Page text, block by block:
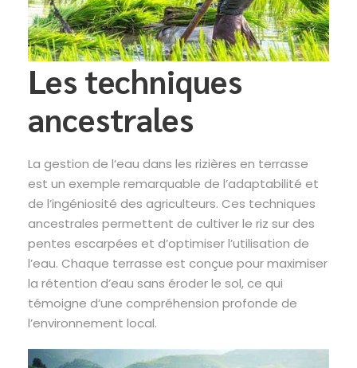
Les techniques
ancestrales
La gestion de l’eau dans les rizières en terrasse
est un exemple remarquable de l’adaptabilité et
de l’ingéniosité des agriculteurs. Ces techniques
ancestrales permettent de cultiver le riz sur des
pentes escarpées et d’optimiser l’utilisation de
l’eau. Chaque terrasse est conçue pour maximiser
la rétention d’eau sans éroder le sol, ce qui
témoigne d’une compréhension profonde de
l’environnement local.